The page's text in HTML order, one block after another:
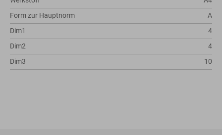
Form zur Hauptnorm
A
Dim1
4
Dim2
4
Dim3
10